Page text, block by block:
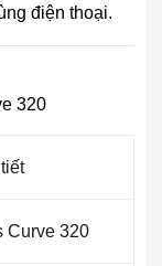
điện thoại.
320
Curve 320